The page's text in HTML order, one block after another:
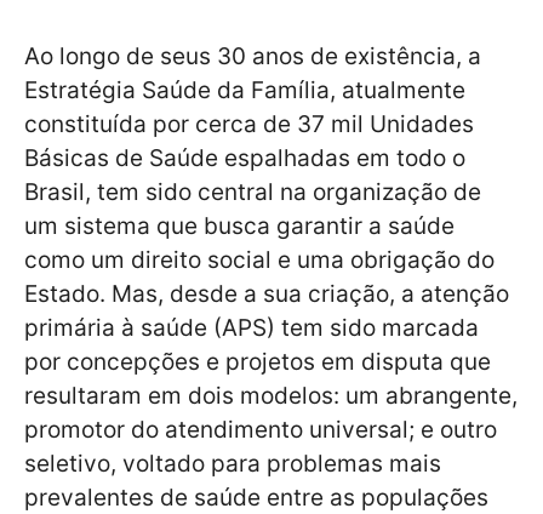
Ao longo de seus 30 anos de existência, a
Estratégia Saúde da Família, atualmente
constituída por cerca de 37 mil Unidades
Básicas de Saúde espalhadas em todo o
Brasil, tem sido central na organização de
um sistema que busca garantir a saúde
como um direito social e uma obrigação do
Estado. Mas, desde a sua criação, a atenção
primária à saúde (APS) tem sido marcada
por concepções e projetos em disputa que
resultaram em dois modelos: um abrangente,
promotor do atendimento universal; e outro
seletivo, voltado para problemas mais
prevalentes de saúde entre as populações